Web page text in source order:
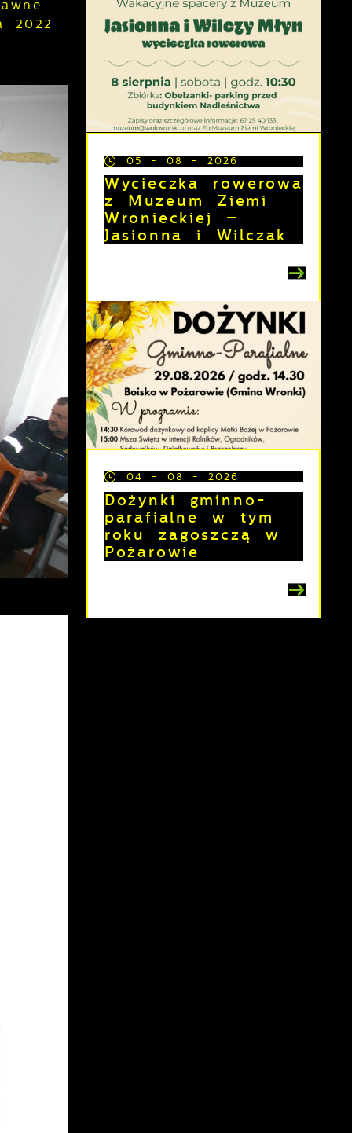
2022
05 - 08 - 2026
Wycieczka rowerowa
z Muzeum Ziemi
Wronieckiej –
Jasionna i Wilczak
04 - 08 - 2026
Dożynki gminno-
parafialne w tym
roku zagoszczą w
Pożarowie